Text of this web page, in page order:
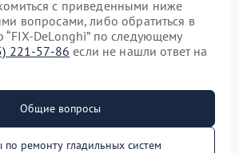
с приведенными ниже
вопросами, либо обратиться в
“FIX-DeLonghi” по следующему
221-57-86 если не нашли ответ на
Общие вопросы
по ремонту гладильных систем